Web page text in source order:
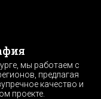
мы работаем с
предлагая
качество и
проекте.